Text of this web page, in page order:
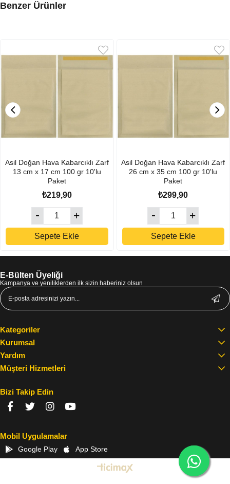
Benzer Ürünler
Asil Doğan Hava Kabarcıklı Zarf
13 cm x 17 cm 100 gr 10'lu
Paket
₺219,90
Sepete Ekle
Asil Doğan Hava Kabarcıklı Zarf
26 cm x 35 cm 100 gr 10'lu
Paket
₺299,90
Sepete Ekle
E-Bülten Üyeliği
Kampanya ve yeniliklerden ilk sizin haberiniz olsun
Kategoriler
Kurumsal
Yardım
Müşteri Hizmetleri
Bizi Takip Edin
Mobil Uygulamalar
Google Play App Store